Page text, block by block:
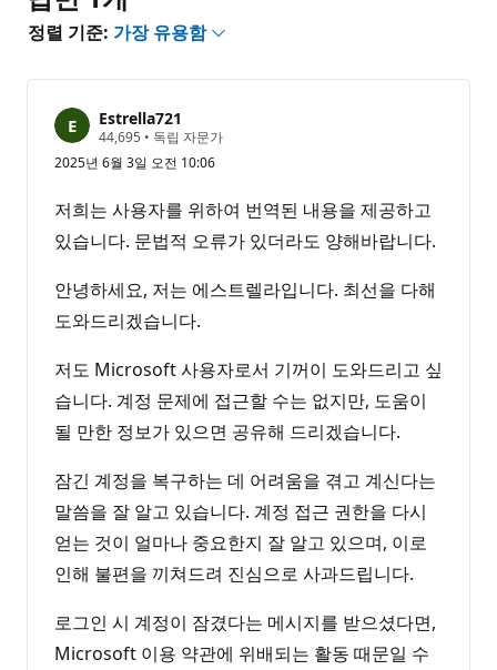
정렬 기준: 가장 유용함
Estrella721
44,695 평
포
트
• 독립 자문가
2025년 6월 3일 오전 10:06
저희는 사용자를 위하여 번역된 내용을 제공하고
있습니다. 문법적 오류가 있더라도 양해바랍니다.
안녕하세요, 저는 에스트렐라입니다. 최선을 다해
도와드리겠습니다.
저도 Microsoft 사용자로서 기꺼이 도와드리고 싶
습니다. 계정 문제에 접근할 수는 없지만, 도움이
될 만한 정보가 있으면 공유해 드리겠습니다.
잠긴 계정을 복구하는 데 어려움을 겪고 계신다는
말씀을 잘 알고 있습니다. 계정 접근 권한을 다시
얻는 것이 얼마나 중요한지 잘 알고 있으며, 이로
인해 불편을 끼쳐드려 진심으로 사과드립니다.
로그인 시 계정이 잠겼다는 메시지를 받으셨다면,
Microsoft 이용 약관에 위배되는 활동 때문일 수